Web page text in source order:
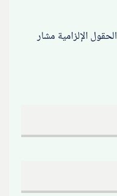
الحقول الإلزامية مشار